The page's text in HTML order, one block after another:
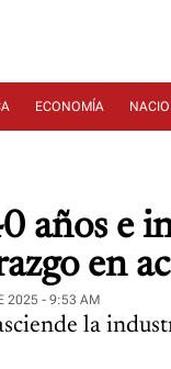
ECONOMÍA
años e
en
2025 - 9:53 AM
la